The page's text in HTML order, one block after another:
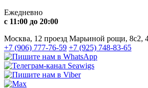
Ежедневно
с 11:00 до 20:00
Москва, 12 проезд Марьиной рощи, 8с2,
+7 (906) 777-76-59 +7 (925) 748-83-65